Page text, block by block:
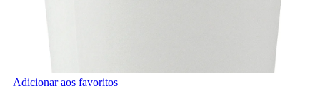
Adicionar aos favoritos